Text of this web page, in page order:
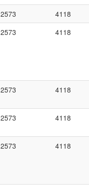
2573
4118
2573 4118
2573 4118
2573 4118
2573 4118